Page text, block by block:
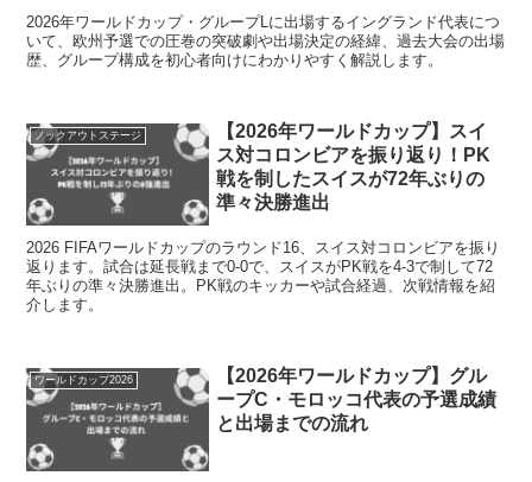
2026年ワールドカップ・グループLに出場するイングランド代表につ
いて、欧州予選での圧巻の突破劇や出場決定の経緯、過去大会の出場
歴、グループ構成を初心者向けにわかりやすく解説します。
ノックアウトステージ
【2026年ワールドカップ】スイ
ス対コロンビアを振り返り！PK
戦を制したスイスが72年ぶりの
準々決勝進出
2026 FIFAワールドカップのラウンド16、スイス対コロンビアを振り
返ります。試合は延長戦まで0-0で、スイスがPK戦を4-3で制して72
年ぶりの準々決勝進出。PK戦のキッカーや試合経過、次戦情報を紹
介します。
ワールドカップ2026
【2026年ワールドカップ】グル
ープC・モロッコ代表の予選成績
と出場までの流れ